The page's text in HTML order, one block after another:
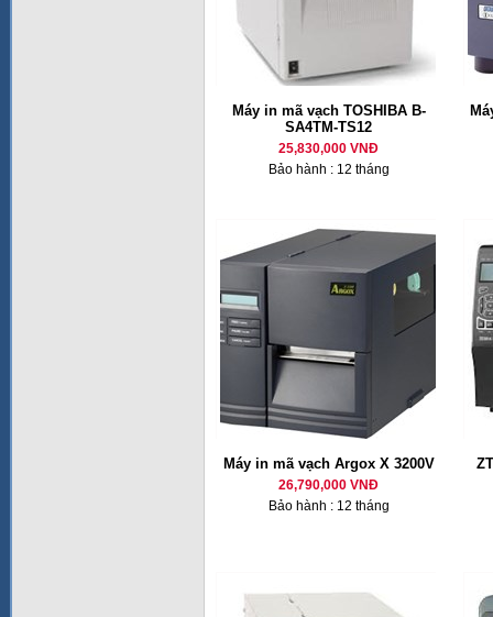
Máy in mã vạch TOSHIBA B-
SA4TM-TS12
25,830,000 VNĐ
Bảo hành : 12 tháng
Máy in mã vạch Argox X 3200V
26,790,000 VNĐ
Bảo hành : 12 tháng